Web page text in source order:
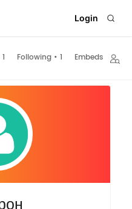
Login
1 Following • 1 Embeds